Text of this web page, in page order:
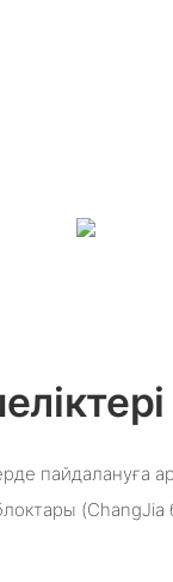
пайдалануға
(ChangJia